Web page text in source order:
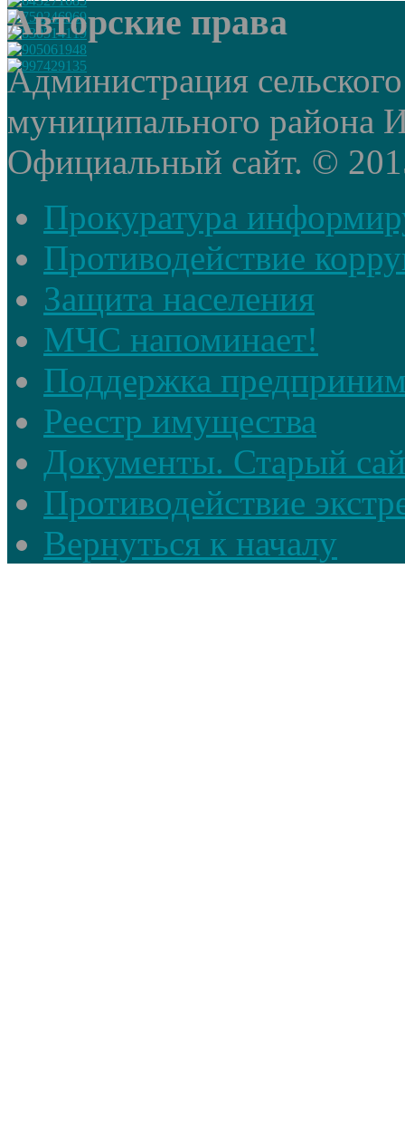
Авторские права
Администрация
муниципального района
Официальный сайт. ©
Прокуратура
Противодействие
Защита населения
МЧС напоминает!
Поддержка
Реестр имущества
Документы. Старый
Противодействие
Вернуться к началу